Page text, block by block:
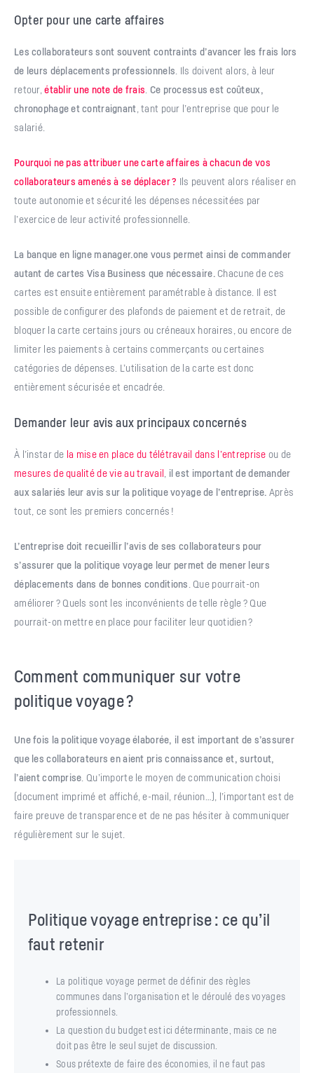
Opter pour une carte affaires
Les collaborateurs sont souvent contraints d’avancer les frais lors
de leurs déplacements professionnels . Ils doivent alors, à leur
retour,établir une note de frais Ce processus est coûteux,
chronophage et contraignant , tant pour l’entreprise que pour le
salarié.
Pourquoi ne pas attribuer une carte affaires à chacun de vos
collaborateurs amenés à se déplacer ? Ils peuvent alors réaliser en
toute autonomie et sécurité les dépenses nécessitées par
l’exercice de leur activité professionnelle.
La banque en ligne manager.one vous permet ainsi de commander
autant de cartes Visa Business que nécessaire. Chacune de ces
cartes est ensuite entièrement paramétrable à distance. Il est
possible de configurer des plafonds de paiement et de retrait, de
bloquer la carte certains jours ou créneaux horaires, ou encore de
limiter les paiements à certains commerçants ou certaines
catégories de dépenses. L’utilisation de la carte est donc
entièrement sécurisée et encadrée.
Demander leur avis aux principaux concernés
À l’instar de la mise en place du télétravail dans l’entreprise ou de
mesures de qualité de vie au travail il est important de demander
aux salariés leur avis sur la politique voyage de l’entreprise. Après
tout, ce sont les premiers concernés !
L’entreprise doit recueillir l’avis de ses collaborateurs pour
s’assurer que la politique voyage leur permet de mener leurs
déplacements dans de bonnes conditions . Que pourrait-on
améliorer ? Quels sont les inconvénients de telle règle ? Que
pourrait-on mettre en place pour faciliter leur quotidien ?
Comment communiquer sur votre
politique voyage ?
Une fois la politique voyage élaborée, il est important de s’assurer
que les collaborateurs en aient pris connaissance et, surtout,
l’aient comprise . Qu’importe le moyen de communication choisi
(document imprimé et affiché, e-mail, réunion…), l’important est de
faire preuve de transparence et de ne pas hésiter à communiquer
régulièrement sur le sujet.
Politique voyage entreprise : ce qu’il
faut retenir
La politique voyage permet de définir des règles
communes dans l’organisation et le déroulé des voyages
professionnels.
La question du budget est ici déterminante, mais ce ne
doit pas être le seul sujet de discussion.
Sous prétexte de faire des économies, il ne faut pas